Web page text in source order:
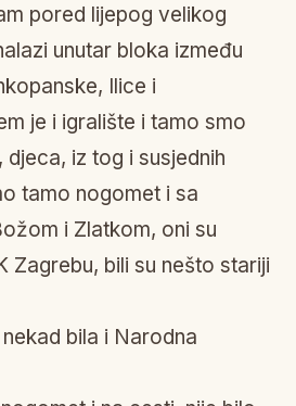
pored lijepog velikog
unutar bloka između
Ilice i
je i igralište i tamo smo
djeca, iz tog i susjednih
tamo nogomet i sa
i Zlatkom, oni su
Zagrebu, bili su nešto stariji
bila i Narodna